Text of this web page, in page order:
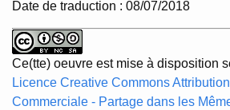
Date de traduction : 08/07/2018
Ce(tte) oeuvre est mise à disposition
Licence Creative Commons
Commerciale - Partage dans les